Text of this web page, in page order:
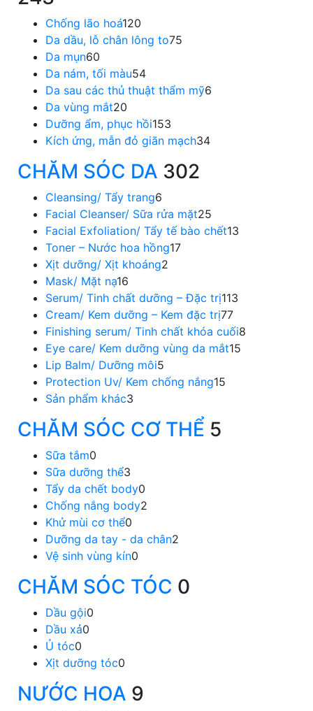
Chống lão hoá120
Da dầu, lỗ chân lông to75
Da mụn60
Da nám, tối màu54
Da sau các thủ thuật thẩm mỹ6
Da vùng mắt20
Dưỡng ẩm, phục hồi153
Kích ứng, mẫn đỏ giãn mạch34
CHĂM SÓC DA 302
Cleansing/ Tẩy trang6
Facial Cleanser/ Sữa rửa mặt25
Facial Exfoliation/ Tẩy tế bào chết13
Toner – Nước hoa hồng17
Xịt dưỡng/ Xịt khoáng2
Mask/ Mặt nạ16
Serum/ Tinh chất dưỡng – Đặc trị113
Cream/ Kem dưỡng – Kem đặc trị77
Finishing serum/ Tinh chất khóa cuối8
Eye care/ Kem dưỡng vùng da mắt15
Lip Balm/ Dưỡng môi5
Protection Uv/ Kem chống nắng15
Sản phẩm khác3
CHĂM SÓC CƠ THỂ 5
Sữa tắm0
Sữa dưỡng thể3
Tẩy da chết body0
Chống nắng body2
Khử mùi cơ thể0
Dưỡng da tay - da chân2
Vệ sinh vùng kín0
CHĂM SÓC TÓC 0
Dầu gội0
Dầu xả0
Ủ tóc0
Xịt dưỡng tóc0
NƯỚC HOA 9